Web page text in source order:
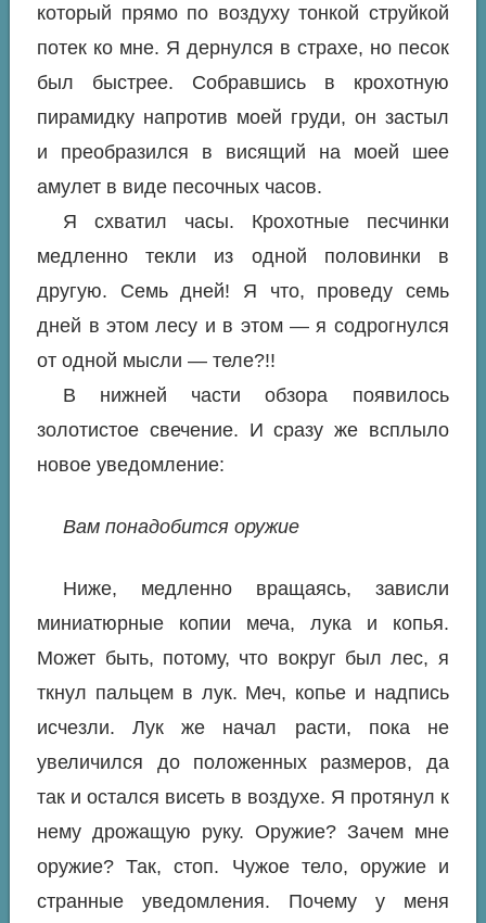
который прямо по воздуху тонкой струйкой
потек ко мне. Я дернулся в страхе, но песок
был быстрее. Собравшись в крохотную
пирамидку напротив моей груди, он застыл
и преобразился в висящий на моей шее
амулет в виде песочных часов.
Я схватил часы. Крохотные песчинки
медленно текли из одной половинки в
другую. Семь дней! Я что, проведу семь
дней в этом лесу и в этом — я содрогнулся
от одной мысли — теле?!!
В нижней части обзора появилось
золотистое свечение. И сразу же всплыло
новое уведомление:
Вам понадобится оружие
Ниже, медленно вращаясь, зависли
миниатюрные копии меча, лука и копья.
Может быть, потому, что вокруг был лес, я
ткнул пальцем в лук. Меч, копье и надпись
исчезли. Лук же начал расти, пока не
увеличился до положенных размеров, да
так и остался висеть в воздухе. Я протянул к
нему дрожащую руку. Оружие? Зачем мне
оружие? Так, стоп. Чужое тело, оружие и
странные уведомления. Почему у меня